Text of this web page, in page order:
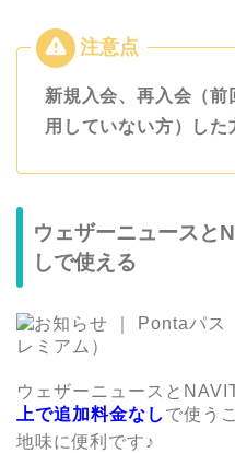
新規入会、再入会（前
用していない方）した
ウェザーニュースと
しで使える
ウェザーニュースと
上で追加料金なし で使う
地味に便利です♪